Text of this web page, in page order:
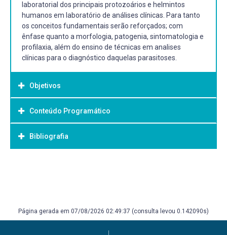
laboratorial dos principais protozoários e helmintos
humanos em laboratório de análises clínicas. Para tanto
os conceitos fundamentais serão reforçados; com
ênfase quanto a morfologia, patogenia, sintomatologia e
profilaxia, além do ensino de técnicas em analises
clínicas para o diagnóstico daquelas parasitoses.
Objetivos
Objetivo Geral:
Fornecer ao estudante de Farmácia conceitos sobre,
patogenia, diagnóstico laboratorial e epidemiologia das
Conteúdo Programático
Bibliografia
NEVES, D.P. Parasitologia humana. 12 ed. Rio de Janeiro:
Página gerada em 07/08/2026 02:49:37 (consulta levou 0.142090s)